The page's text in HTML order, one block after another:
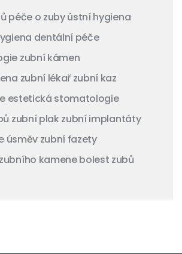
péče o zubyústní hygiena
dentální péče
zubní kámen
zubní lékař zubní kaz
estetická stomatologie
zubní plak zubní implantáty
úsměv zubní fazety
kamenebolest zubů